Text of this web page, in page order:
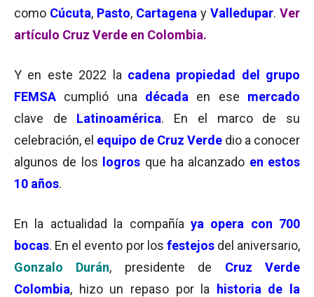
como Cúcuta, Pasto, Cartagena y Valledupar. Ver
artículo Cruz Verde en Colombia.
Y en este 2022 la cadena propiedad del grupo
FEMSA cumplió una década en ese mercado
clave de Latinoamérica. En el marco de su
celebración, el equipo de Cruz Verde dio a conocer
algunos de los
logros que ha alcanzado en estos
10 años.
En la actualidad la compañía ya opera con 700
bocas. En el evento por los festejosdel aniversario,
Gonzalo Durán, presidente de Cruz Verde
Colombia, hizo un repaso por la
historia de la